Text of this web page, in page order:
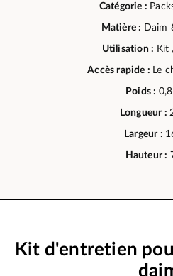
Catégorie :
Matière : Daim
Utilisation : Kit
Accès rapide : Le
Poids :
Longueur :
Largeur :
Hauteur :
Kit d'entretien